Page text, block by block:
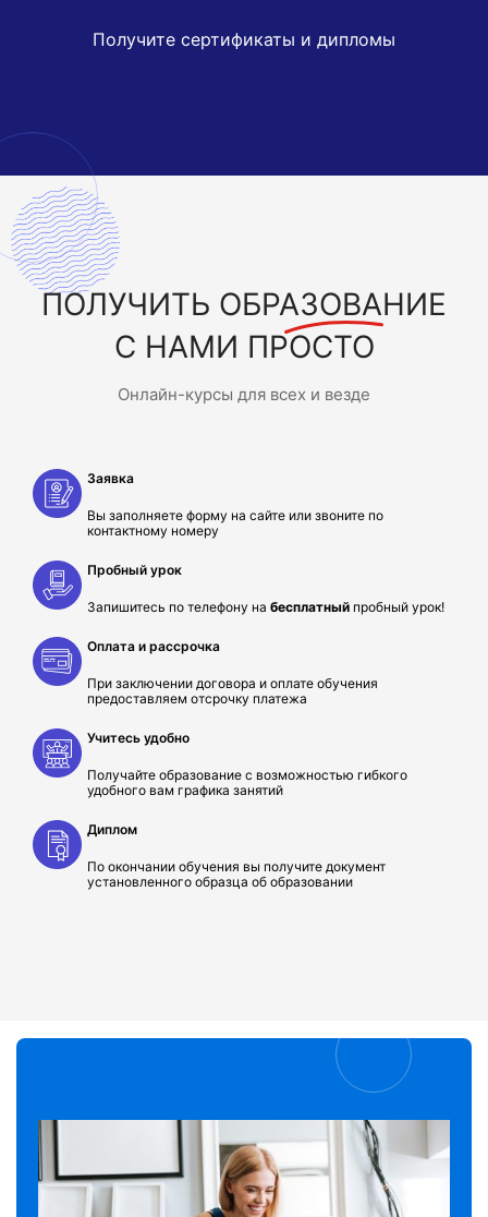
Получите сертификаты и дипломы
ПОЛУЧИТЬ ОБРАЗОВАНИЕ
С НАМИ ПРОСТО
Онлайн-курсы для всех и везде
Заявка
Вы заполняете форму на сайте или звоните по
контактному номеру
Пробный урок
Запишитесь по телефону на бесплатный пробный урок!
Оплата и рассрочка
При заключении договора и оплате обучения
предоставляем отсрочку платежа
Учитесь удобно
Получайте образование с возможностью гибкого
удобного вам графика занятий
Диплом
По окончании обучения вы получите документ
установленного образца об образовании